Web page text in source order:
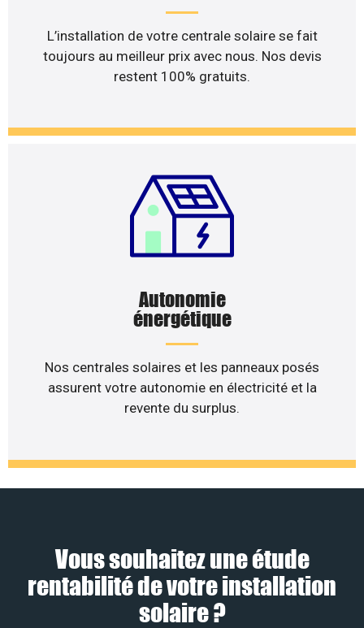
L’installation de votre centrale solaire se fait
toujours au meilleur prix avec nous. Nos devis
restent 100% gratuits.
Autonomie
énergétique
Nos centrales solaires et les panneaux posés
assurent votre autonomie en électricité et la
revente du surplus.
Vous souhaitez une étude
rentabilité de votre installation
solaire ?